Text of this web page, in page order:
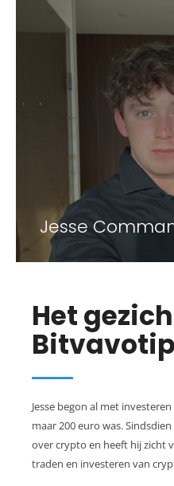
Jesse
Het
Jesse begon al met
maar 200 euro was.
over crypto en heeft hij zicht
traden en investeren van